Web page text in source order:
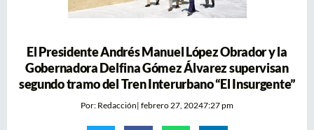
El Presidente Andrés Manuel López Obrador y la
Gobernadora Delfina Gómez Álvarez supervisan
segundo tramo del Tren Interurbano “El Insurgente”
Por: Redacción| febrero 27, 20247:27 pm